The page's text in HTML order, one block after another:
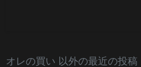
オレの買い 以外の最近の投稿